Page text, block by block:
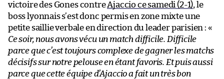
victoire des Gones contreAjaccio ce samedi (2-1), le
boss lyonnais s’est donc permis en zone mixte une
petite saillie verbale en direction du leader parisien : «
Ce soir, nous avons vécu un match difficile. Difficile
parce que c’est toujours complexe de gagner les matchs
décisifs sur notre pelouse en étant favoris. Et puis aussi
parce que cette équipe d’Ajaccio a fait un très bon